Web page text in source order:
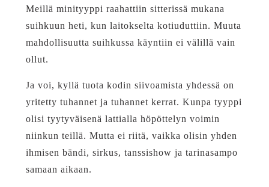
Meillä minityyppi raahattiin sitterissä mukana
suihkuun heti, kun laitokselta kotiuduttiin. Muuta
mahdollisuutta suihkussa käyntiin ei välillä vain
ollut.
Ja voi, kyllä tuota kodin siivoamista yhdessä on
yritetty tuhannet ja tuhannet kerrat. Kunpa tyyppi
olisi tyytyväisenä lattialla höpöttelyn voimin
niinkun teillä. Mutta ei riitä, vaikka olisin yhden
ihmisen bändi, sirkus, tanssishow ja tarinasampo
samaan aikaan.